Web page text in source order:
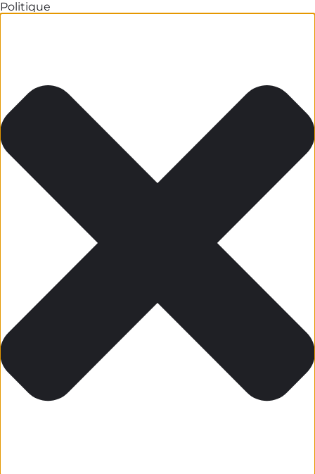
Politique